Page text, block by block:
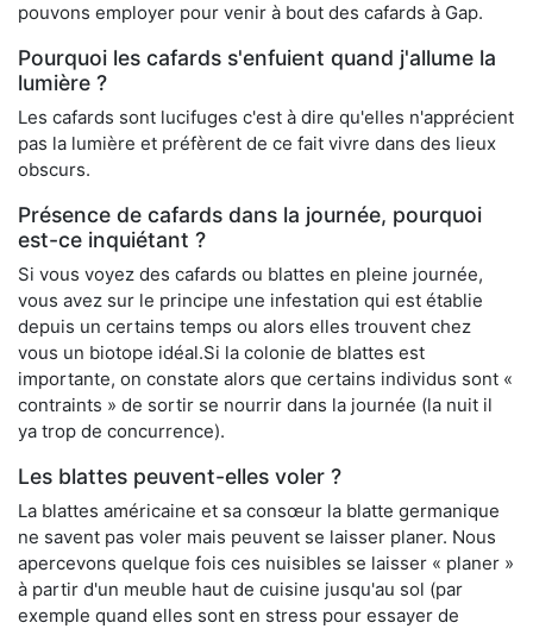
pouvons employer pour venir à bout des cafards à Gap.
Pourquoi les cafards s'enfuient quand j'allume la
lumière ?
Les cafards sont lucifuges c'est à dire qu'elles n'apprécient
pas la lumière et préfèrent de ce fait vivre dans des lieux
obscurs.
Présence de cafards dans la journée, pourquoi
est-ce inquiétant ?
Si vous voyez des cafards ou blattes en pleine journée,
vous avez sur le principe une infestation qui est établie
depuis un certains temps ou alors elles trouvent chez
vous un biotope idéal.Si la colonie de blattes est
importante, on constate alors que certains individus sont «
contraints » de sortir se nourrir dans la journée (la nuit il
ya trop de concurrence).
Les blattes peuvent-elles voler ?
La blattes américaine et sa consœur la blatte germanique
ne savent pas voler mais peuvent se laisser planer. Nous
apercevons quelque fois ces nuisibles se laisser « planer »
à partir d'un meuble haut de cuisine jusqu'au sol (par
exemple quand elles sont en stress pour essayer de